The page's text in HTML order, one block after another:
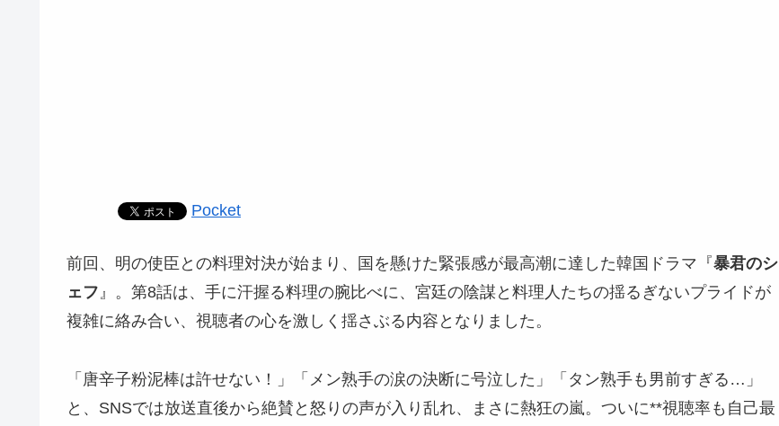
Pocket
前回、明の使臣との料理対決が始まり、国を懸けた緊張感が最高潮に達した韓国ドラマ『暴君のシ
ェフ』。第8話は、手に汗握る料理の腕比べに、宮廷の陰謀と料理人たちの揺るぎないプライドが
複雑に絡み合い、視聴者の心を激しく揺さぶる内容となりました。
「唐辛子粉泥棒は許せない！」「メン熟手の涙の決断に号泣した」「タン熟手も男前すぎる…」
と、SNSでは放送直後から絶賛と怒りの声が入り乱れ、まさに熱狂の嵐。ついに**視聴率も自己最